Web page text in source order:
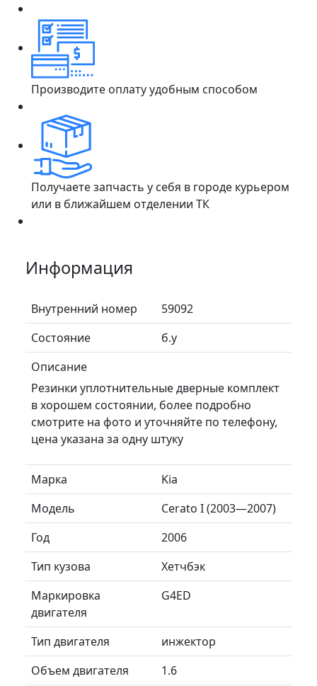
Производите оплату удобным способом
Получаете запчасть у себя в городе курьером
или в ближайшем отделении ТК
Информация
Внутренний номер
59092
Состояние
б.у
Описание
Резинки уплотнительные дверные комплект
в хорошем состоянии, более подробно
смотрите на фото и уточняйте по телефону,
цена указана за одну штуку
Марка
Kia
Модель
Cerato I (2003—2007)
Год
2006
Тип кузова
Хетчбэк
Маркировка
двигателя
G4ED
Тип двигателя
инжектор
Объем двигателя
1.6